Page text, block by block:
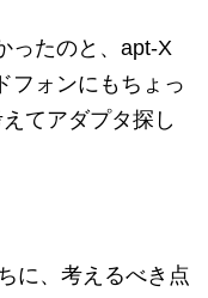
ったのと、apt-X
フォンにもちょっ
てアダプタ探し
に、考えるべき点